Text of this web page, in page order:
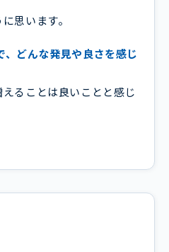
思います。
、どんな発見や良さを感じ
ることは良いことと感じ